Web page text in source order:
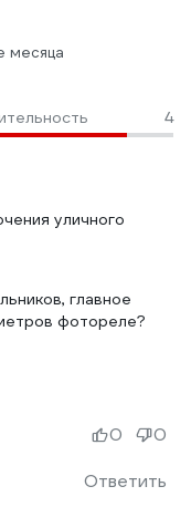
месяца
4
уличного
главное
фотореле?
Ответить
0 0